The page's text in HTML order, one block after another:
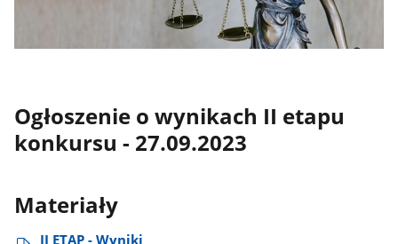
Ogłoszenie o wynikach II etapu
konkursu - 27.09.2023
Materiały
II ETAP - Wyniki